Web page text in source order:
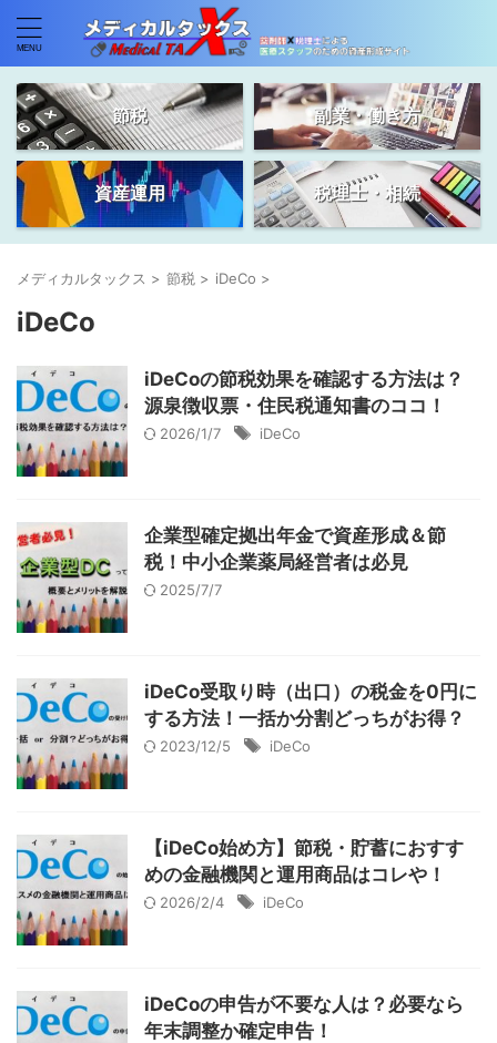
節税 副業・働き方
資産運用 税理士・相続
メディカルタックス > 節税 > iDeCo >
iDeCo
iDeCoの節税効果を確認する方法は？
源泉徴収票・住民税通知書のココ！
2026/1/7 iDeCo
企業型確定拠出年金で資産形成＆節
税！中小企業薬局経営者は必見
2025/7/7
iDeCo受取り時（出口）の税金を0円に
する方法！一括か分割どっちがお得？
2023/12/5 iDeCo
【iDeCo始め方】節税・貯蓄におすす
めの金融機関と運用商品はコレや！
2026/2/4 iDeCo
iDeCoの申告が不要な人は？必要なら
年末調整か確定申告！